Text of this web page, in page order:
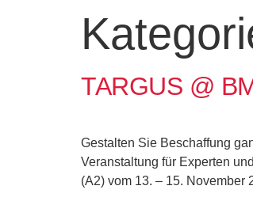
TARGUS @
Gestalten Sie Beschaffung
Veranstaltung für Experten
(A2) vom 13. – 15.